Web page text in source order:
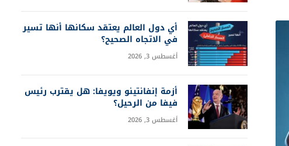
أي دول العالم يعتقد سكانها أنها تسير
في الاتجاه الصحيح؟
أغسطس 3, 2026
أزمة إنفانتينو ويويفا: هل يقترب رئيس
فيفا من الرحيل؟
أغسطس 3, 2026